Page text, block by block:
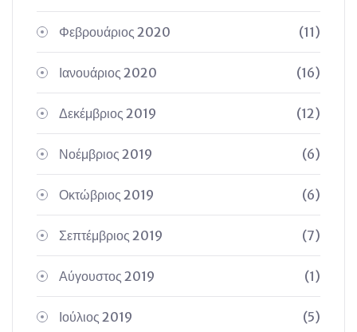
Φεβρουάριος 2020 (11)
Ιανουάριος 2020 (16)
Δεκέμβριος 2019 (12)
Νοέμβριος 2019 (6)
Οκτώβριος 2019 (6)
Σεπτέμβριος 2019 (7)
Αύγουστος 2019 (1)
Ιούλιος 2019 (5)